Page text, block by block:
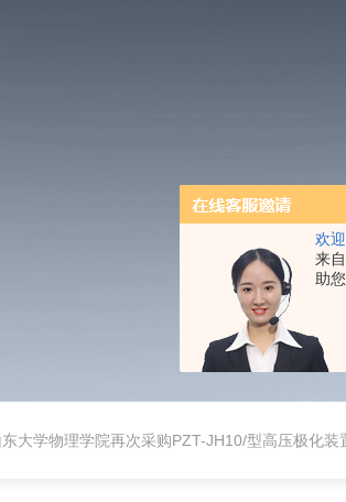
欢迎
来
助
东大学物理学院再次采购PZT-JH10/型高压极化装